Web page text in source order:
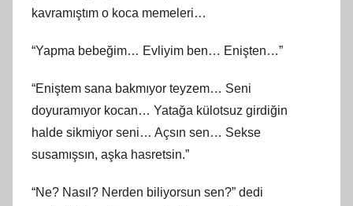
kavramıştım o koca memeleri…
“Yapma bebeğim… Evliyim ben… Enişten…”
“Eniştem sana bakmıyor teyzem… Seni
doyuramıyor kocan… Yatağa külotsuz girdiğin
halde sikmiyor seni… Açsın sen… Sekse
susamışsın, aşka hasretsin.”
“Ne? Nasıl? Nerden biliyorsun sen?” dedi